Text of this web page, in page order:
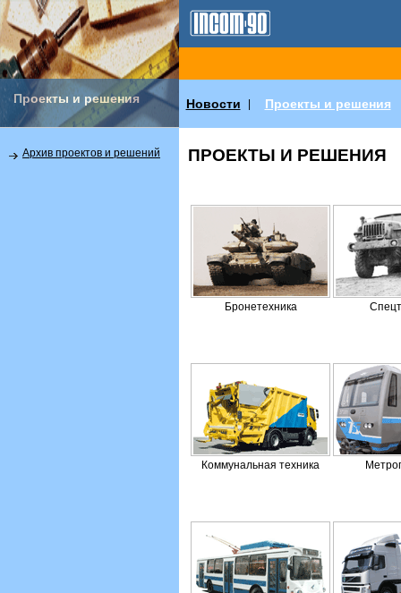
Проекты и решения Новости Проекты и решения
Архив проектов и решений ПРОЕКТЫ И РЕШЕНИЯ
Бронетехника
Коммунальная техника